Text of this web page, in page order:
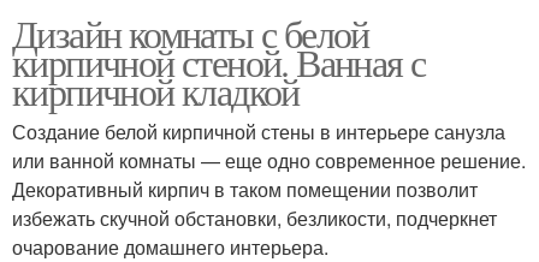
Дизайн комнаты с белой
кирпичной стеной. Ванная с
кирпичной кладкой
Создание белой кирпичной стены в интерьере санузла
или ванной комнаты — еще одно современное решение.
Декоративный кирпич в таком помещении позволит
избежать скучной обстановки, безликости, подчеркнет
очарование домашнего интерьера.